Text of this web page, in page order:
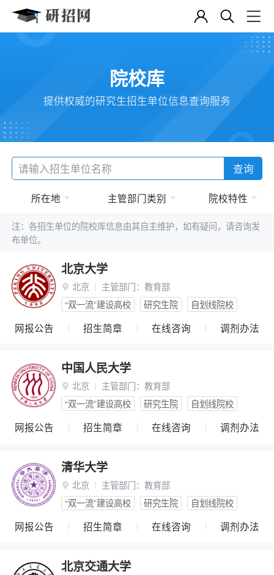
院校库
提供权威的研究生招生单位信息查询服务
查询
所在地 主管部门类别 院校特性
注：各招生单位的院校库信息由其自主维护，如有疑问，请咨询发
布单位。
北京大学
 北京 主管部门： 教育部
“双一流”建设高校
研究生院 自划线院校
网报公告 招生简章 在线咨询 调剂办法
中国人民大学
 北京 主管部门： 教育部
“双一流”建设高校
研究生院 自划线院校
网报公告 招生简章 在线咨询 调剂办法
清华大学
 北京 主管部门： 教育部
“双一流”建设高校
研究生院 自划线院校
网报公告 招生简章 在线咨询 调剂办法
北京交通大学